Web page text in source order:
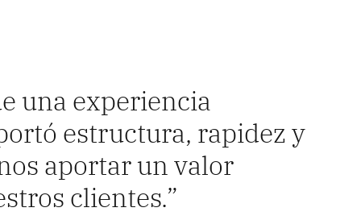
una experiencia
estructura, rapidez y
aportar un valor
clientes.